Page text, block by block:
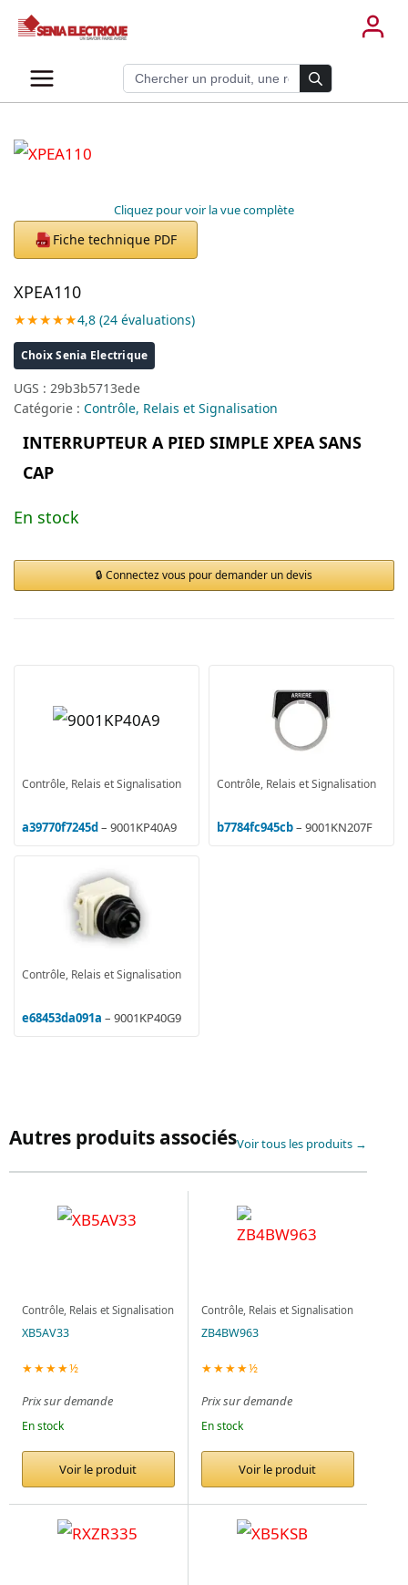
Aller
contenu
Recherche de produits
Cliquez pour voir la vue complète
PDF Fiche technique PDF
XPEA110
★★★★★4,8 (24 évaluations)
Choix Senia Electrique
UGS : 29b3b5713ede
Catégorie : Contrôle, Relais et Signalisation
INTERRUPTEUR A PIED SIMPLE XPEA SANS
CAP
En stock
Connectez vous pour demander un devis
Contrôle, Relais et Signalisation
a39770f7245d– 9001KP40A9
Contrôle, Relais et Signalisation
b7784fc945cb– 9001KN207F
Contrôle, Relais et Signalisation
e68453da091a – 9001KP40G9
Autres produits associésVoir tous les produits →
Contrôle, Relais et Signalisation
XB5AV33
★★★★½
Prix sur demande
En stock
Voir le produit
Contrôle, Relais et Signalisation
ZB4BW963
★★★★½
Prix sur demande
En stock
Voir le produit